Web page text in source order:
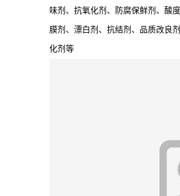
味剂、抗氧化剂、防腐保鲜剂、酸
膜剂、漂白剂、抗结剂、品质改良
化剂等